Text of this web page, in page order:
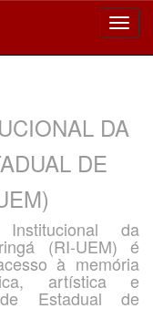
DA
DE
da
(RI-UEM) é
à memória
artística e
Estadual de